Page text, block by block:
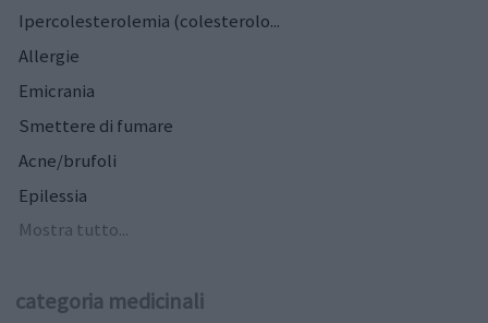
Ipercolesterolemia (colesterolo...
Allergie
Emicrania
Smettere di fumare
Acne/brufoli
Epilessia
Mostra tutto...
categoria medicinali